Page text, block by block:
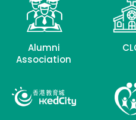
Alumni
Association